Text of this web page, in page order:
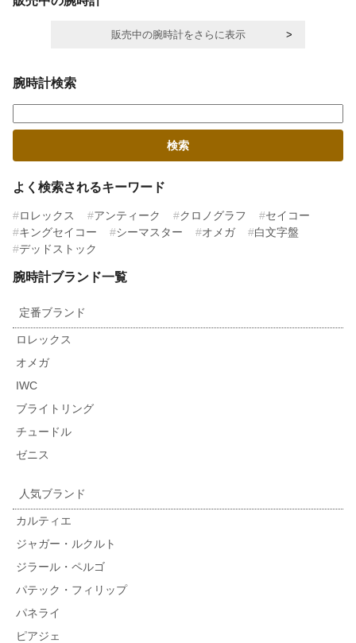
販売中の腕時計をさらに表示
腕時計検索
よく検索されるキーワード
ロレックス アンティーク クロノグラフ
セイコー
キングセイコー
シーマスター オメガ
白文字盤
デッドストック
腕時計ブランド一覧
定番ブランド
ロレックス
オメガ
IWC
ブライトリング
チュードル
ゼニス
人気ブランド
カルティエ
ジャガー・ルクルト
ジラール・ペルゴ
パテック・フィリップ
パネライ
ピアジェ